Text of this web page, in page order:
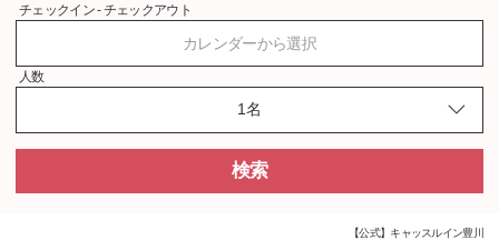
チェックイン - チェックアウト
カレンダーから選択
人数
検索
【公式】キャッスルイン豊川